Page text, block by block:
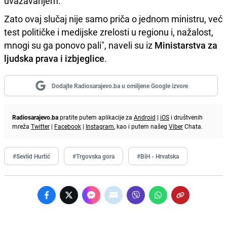
Zato ovaj slučaj nije samo priča o jednom ministru, već
test političke i medijske zrelosti u regionu i, nažalost,
mnogi su ga ponovo pali", naveli su iz Ministarstva za
ljudska prava i izbjeglice.
Dodajte Radiosarajevo.ba u omiljene Google izvore
Radiosarajevo.bapratite putem aplikacije za Android | iOS i društvenih
mreža Twitter | Facebook | Instagram, kao i putem našeg ViberChata.
#Sevlid Hurtić #Trgovska gora #BiH - Hrvatska